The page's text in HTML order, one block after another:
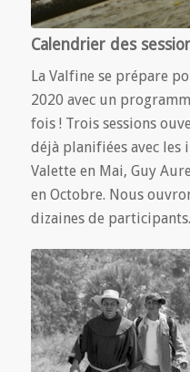
Calendrier des
La Valfine se prépare
2020 avec un
fois ! Trois sessions
déjà planifiées avec les
Valette en Mai, Guy
en Octobre. Nous
dizaines de